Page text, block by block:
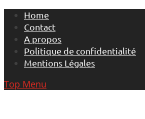
Skip
content
Home
Contact
A propos
Politique de confidentialité
Mentions Légales
Top Menu